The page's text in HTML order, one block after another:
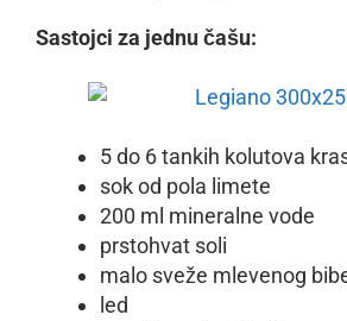
Sastojci za jednu čašu:
5 do 6 tankih kolutova
sok od pola limete
200 ml mineralne vode
prstohvat soli
malo sveže mlevenog
led